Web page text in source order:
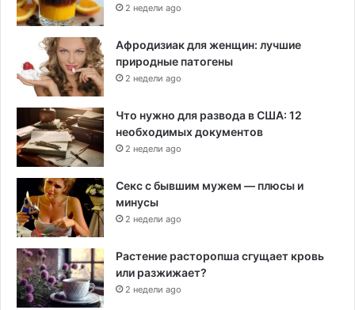
2 недели ago
Афродизиак для женщин: лучшие
природные патогены
2 недели ago
Что нужно для развода в США: 12
необходимых документов
2 недели ago
Секс с бывшим мужем — плюсы и
минусы
2 недели ago
Растение расторопша сгущает кровь
или разжижает?
2 недели ago